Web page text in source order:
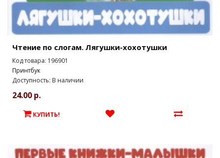
Чтение по слогам. Лягушки-хохотушки
Код товара: 196901
Принтбук
Доступность: В наличии
24.00 р.
КУПИТЬ!